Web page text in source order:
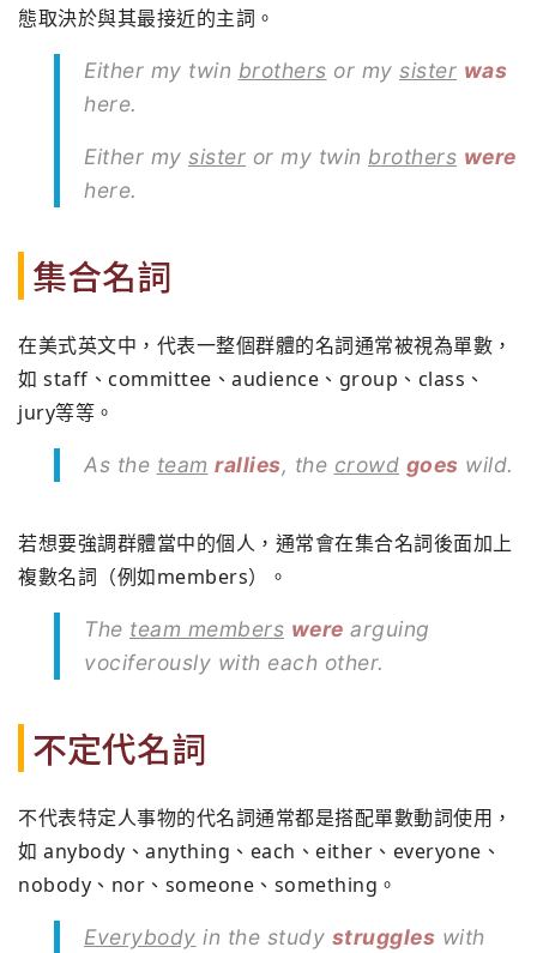
態取決於與其最接近的主詞。
Either my twin brothers or my sister was
here.
Either my sister or my twin brothers were
here.
集合名詞
在美式英文中，代表一整個群體的名詞通常被視為單數，
如 staff、committee、audience、group、class、
jury等等。
As the team rallies, the crowd goes wild.
若想要強調群體當中的個人，通常會在集合名詞後面加上
複數名詞（例如members）。
The team members were arguing
vociferously with each other.
不定代名詞
不代表特定人事物的代名詞通常都是搭配單數動詞使用，
如 anybody、anything、each、either、everyone、
nobody、nor、someone、something。
Everybody in the study struggles with